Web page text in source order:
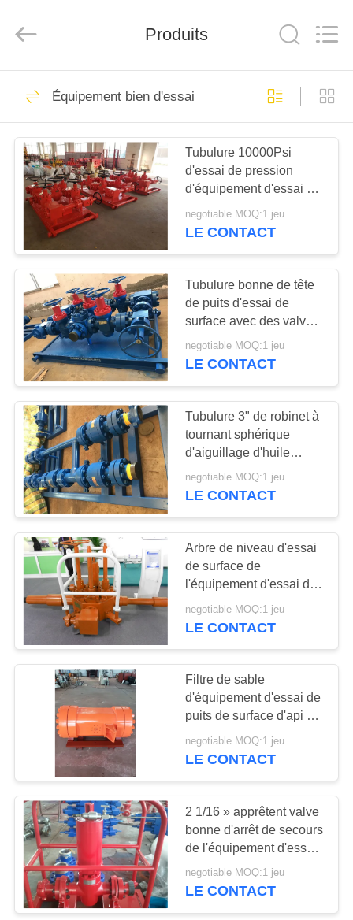
MAISON
PRODUITS
AU
SUJET
NOUS
VISITE
D'USINE
CONTRÔLE
DE
QUALITÉ
CONTACTEZ-
NOUS
NOUVELLES
CAS
PLAN
PRIVACY
POLICY
TOOLS
tête de puits arbre
de Noël
Tête d'enveloppe de
tête de puits
35
Bobine principale de
tuyauterie
14
Obturateur
d'éruption de puits
de pétrole
53
Tubulure de tête de
puits
Produits
Équipement bien d'essai
Tubulure 10000Psi
d'essai de pression
d'équipement d'essai de
puits de surface
d'estimation de la
negotiable MOQ:1 jeu
LE CONTACT
Tubulure bonne de tête
de puits d'essai de
surface avec des valves
d'obstruction 3 1/8" X
5000#
negotiable MOQ:1 jeu
LE CONTACT
Tubulure 3" de robinet à
tournant sphérique
d'aiguillage d'huile
d'équipement d'essai de
puits de surface de 1440
negotiable MOQ:1 jeu
LE CONTACT
Arbre de niveau d'essai
de surface de
l'équipement d'essai de
puits de pétrole de
production de PLS 3 api
negotiable MOQ:1 jeu
LE CONTACT
Filtre de sable
d'équipement d'essai de
puits de surface d'api 6A
pour le puits 16 3/4" X
10000psi
negotiable MOQ:1 jeu
LE CONTACT
2 1/16 » apprêtent valve
bonne d'arrêt de secours
de l'équipement d'essai
SSV avec le panneau
de commande d'ESD
negotiable MOQ:1 jeu
LE CONTACT